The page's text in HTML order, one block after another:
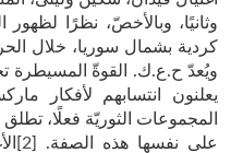
وثانيًا، وبالأخصّ، نظرًا لظهور
كردية بشمال سوريا، خلال
ويُعدّ ح.ع.ك. القوةّ المسيطرة
يعلنون انتسابهم لأفكار
المجموعات الثوريّة فعلًا،
على نفسها هذه الصفة. [
2
]